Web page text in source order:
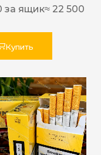
за ящик≈ 22 500
Купить